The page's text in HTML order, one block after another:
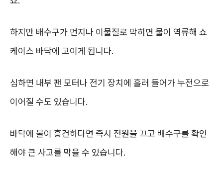
하지만 배수구가 먼지나 이물질로 막히면 물이 역류해 쇼
케이스 바닥에 고이게 됩니다.
심하면 내부 팬 모터나 전기 장치에 흘러 들어가 누전으로
이어질 수도 있습니다.
바닥에 물이 흥건하다면 즉시 전원을 끄고 배수구를 확인
해야 큰 사고를 막을 수 있습니다.